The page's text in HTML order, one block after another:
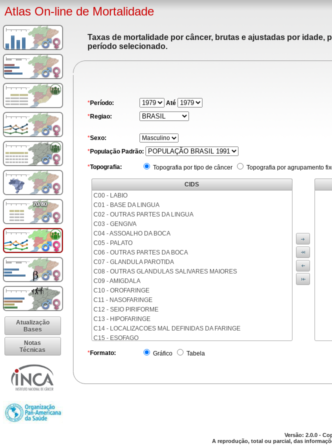
Atlas On-line de Mortalidade
Atualização
Bases
Notas
Técnicas
Taxas de mortalidade por câncer, brutas e ajustadas por
período selecionado.
*Período:
Até
*Regiao:
*Sexo:
*População Padrão:
*Topografia: Topografia por tipo de câncer Topografia por agrupamento
CIDS
C00 - LABIO
C01 - BASE DA LINGUA
C02 - OUTRAS PARTES DA LINGUA
C03 - GENGIVA
C04 - ASSOALHO DA BOCA
C05 - PALATO
C06 - OUTRAS PARTES DA BOCA
C07 - GLANDULA PAROTIDA
C08 - OUTRAS GLANDULAS SALIVARES MAIORES
C09 - AMIGDALA
C10 - OROFARINGE
C11 - NASOFARINGE
C12 - SEIO PIRIFORME
C13 - HIPOFARINGE
C14 - LOCALIZACOES MAL DEFINIDAS DA FARINGE
C15 - ESOFAGO
C17 - INTESTINO DELGADO
C20 - RETO
C26 - LOCALIZACOES MAL DEFINIDAS NO APARELHO DIGESTIVO
*Formato: Gráfico Tabela
Versão: 2.0.0 -
A reprodução, total ou parcial, das